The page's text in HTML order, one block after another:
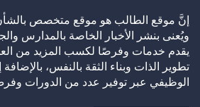
إنَّ موقع الطالب هو موقع متخصص بالشأن
ويُعنى بنشر الأخبار الخاصة بالمدارس
يقدم خدمات وفرصًا لكسب المزيد من
تطوير الذات وبناء الثقة بالنفس،
الوظيفي عبر توفير عدد من الدورات